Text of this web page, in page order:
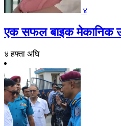
४
एक सफल बाइक मेकानिक
४ हफ्ता अघि